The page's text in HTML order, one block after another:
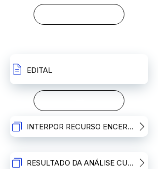
EDITAL
INTERPOR RECURSO ENCERRADO
RESULTADO DA ANÁLISE CURRICULAR PÓS RECURSOS